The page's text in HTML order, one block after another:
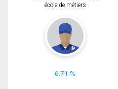
école de métiers
6.71 %